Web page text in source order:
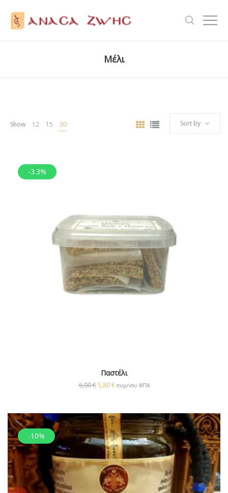
Μέλι
Show 12 15 30 Sort by
-3.3%
Παστέλι
6,00€ 5,80€ συμ/νου ΦΠΑ
-10%